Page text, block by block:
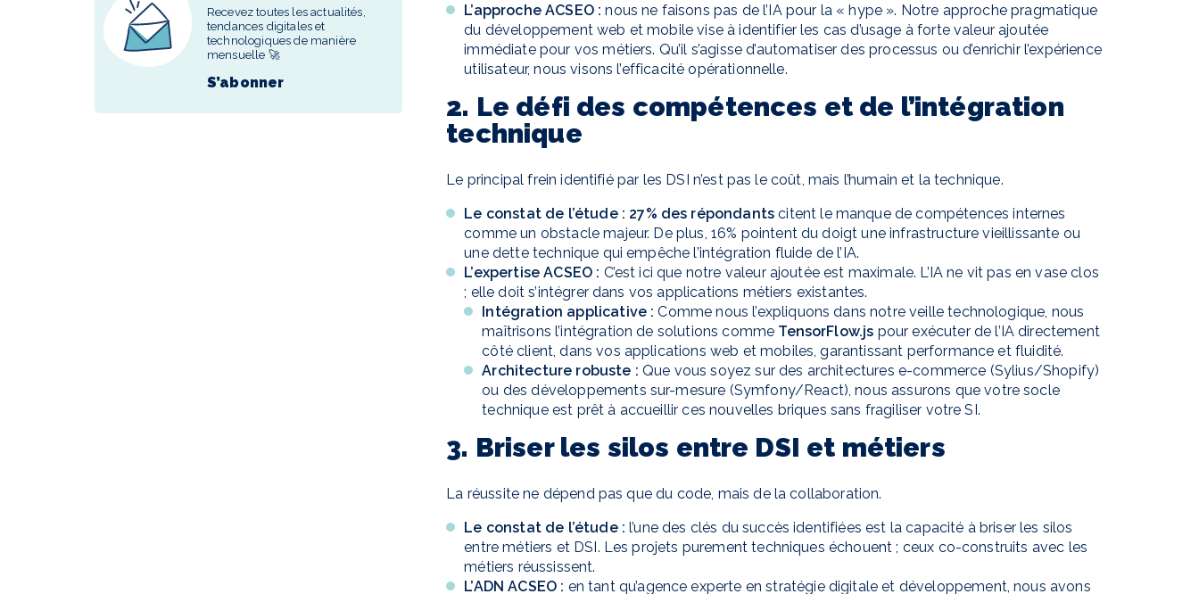
Recevez toutes les actualités,
tendances digitales et
technologiques de manière
mensuelle 🚀
S’abonner
L’approche ACSEO : nous ne faisons pas de l’IA pour la « hype ». Notre approche pragmatique
du développement web et mobile vise à identifier les cas d’usage à forte valeur ajoutée
immédiate pour vos métiers. Qu’il s’agisse d’automatiser des processus ou d’enrichir l’expérience
utilisateur, nous visons l’efficacité opérationnelle.
2. Le défi des compétences et de l’intégration
technique
Le principal frein identifié par les DSI n’est pas le coût, mais l’humain et la technique.
Le constat de l’étude : 27% des répondants citent le manque de compétences internes
comme un obstacle majeur. De plus, 16% pointent du doigt une infrastructure vieillissante ou
une dette technique qui empêche l’intégration fluide de l’IA.
L’expertise ACSEO : C’est ici que notre valeur ajoutée est maximale. L’IA ne vit pas en vase clos
; elle doit s’intégrer dans vos applications métiers existantes.
Intégration applicative : Comme nous l’expliquons dans notre veille technologique, nous
maîtrisons l’intégration de solutions comme TensorFlow.js pour exécuter de l’IA directement
côté client, dans vos applications web et mobiles, garantissant performance et fluidité.
Architecture robuste : Que vous soyez sur des architectures e-commerce (Sylius/Shopify)
ou des développements sur-mesure (Symfony/React), nous assurons que votre socle
technique est prêt à accueillir ces nouvelles briques sans fragiliser votre SI.
3. Briser les silos entre DSI et métiers
La réussite ne dépend pas que du code, mais de la collaboration.
Le constat de l’étude : l’une des clés du succès identifiées est la capacité à briser les silos
entre métiers et DSI. Les projets purement techniques échouent ; ceux co-construits avec les
métiers réussissent.
L’ADN ACSEO : en tant qu’agence experte en stratégie digitale et développement, nous avons